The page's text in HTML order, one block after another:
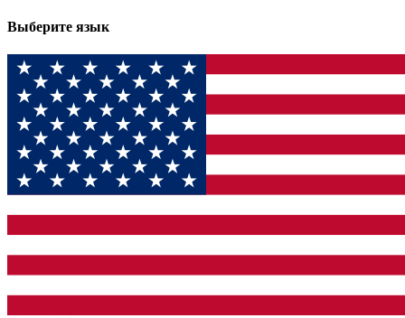
Выберите язык